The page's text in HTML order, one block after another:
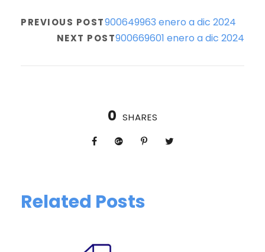
PREVIOUS POST900649963 enero a dic 2024
NEXT POST900669601 enero a dic 2024
0 SHARES
Related Posts